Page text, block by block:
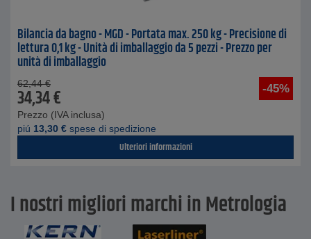
Bilancia da bagno - MGD - Portata max. 250 kg - Precisione di
lettura 0,1 kg - Unità di imballaggio da 5 pezzi - Prezzo per
unità di imballaggio
-45%
62,44 €
34,34€
Prezzo (IVA inclusa)
piú 13,30 € spese di spedizione
Ulteriori informazioni
I nostri migliori marchi in Metrologia